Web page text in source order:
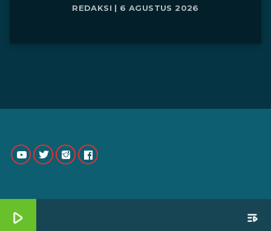
REDAKSI | 6 AGUSTUS 2026
play_arrow playlist_play